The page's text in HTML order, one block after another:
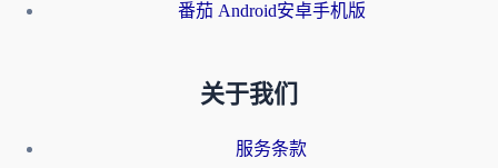
番茄 Android安卓手机版
关于我们
服务条款